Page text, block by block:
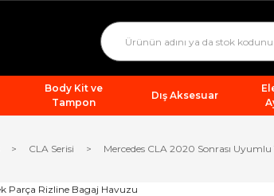
Body Kit ve
Tampon
Dış Aksesuar
CLA Serisi Mercedes CLA 2020 Sonrası